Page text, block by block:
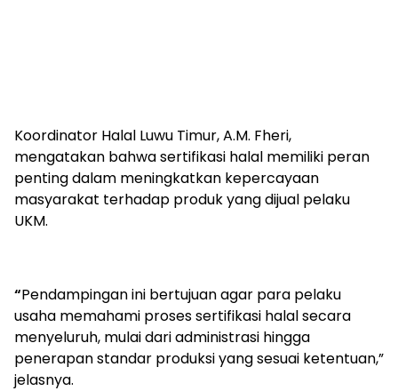
Koordinator Halal Luwu Timur, A.M. Fheri,
mengatakan bahwa sertifikasi halal memiliki peran
penting dalam meningkatkan kepercayaan
masyarakat terhadap produk yang dijual pelaku
UKM.
“Pendampingan ini bertujuan agar para pelaku
usaha memahami proses sertifikasi halal secara
menyeluruh, mulai dari administrasi hingga
penerapan standar produksi yang sesuai ketentuan,”
jelasnya.